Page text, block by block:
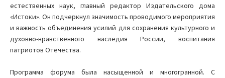
естественных наук, главный редактор Издательского дома
«Истоки». Он подчеркнул значимость проводимого мероприятия
и важность объединения усилий для сохранения культурного и
духовно-нравственного наследия России, воспитания
патриотов Отечества.
Программа форума была насыщенной и многогранной. С